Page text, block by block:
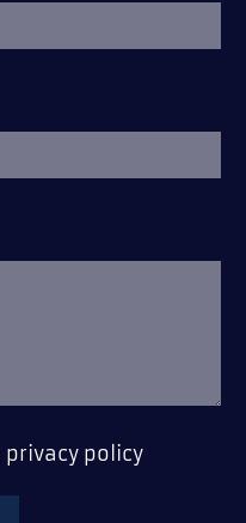
privacy policy